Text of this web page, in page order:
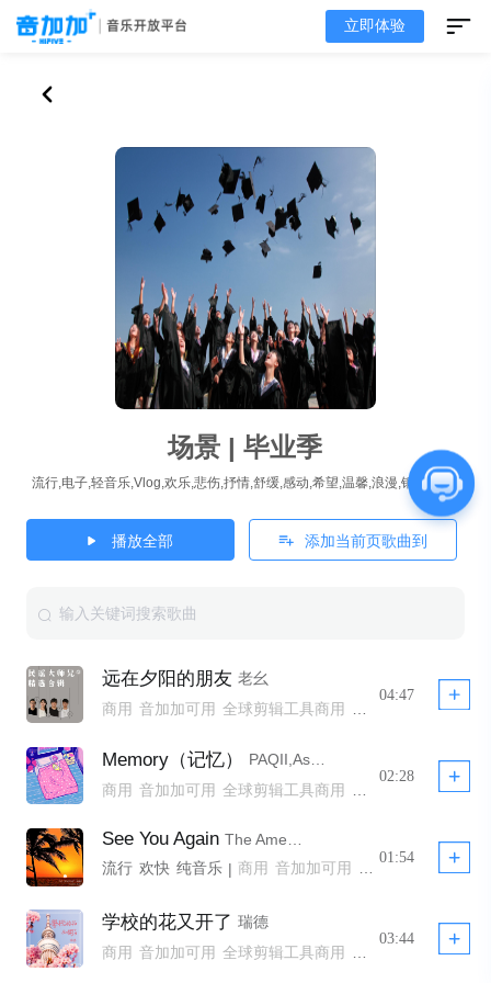
立即体验
场景 | 毕业季
流行,电子,轻音乐,Vlog,欢乐,悲伤,抒情,舒缓,感动,希望,温馨,浪漫,钢琴,吉他,鼓,合成器,短视频,无人声,有人声,华语,英语,推荐
播放全部 添加当前页歌曲到
远在夕阳的朋友 老幺
商用 音加加可用 全球剪辑工具商用
04:47
Memory（记忆）
PAQII,Aspire Sound
商用 音加加可用 全球剪辑工具商用
全球剪辑工具非商用模板不下架
全球剪辑工具商用 YTB不拦截
02:28
See You Again
流行 欢快 纯音乐 咖啡馆/书店
| 商用 音加加可用
01:54
学校的花又开了 瑞德
商用 音加加可用 全球剪辑工具商用
03:44